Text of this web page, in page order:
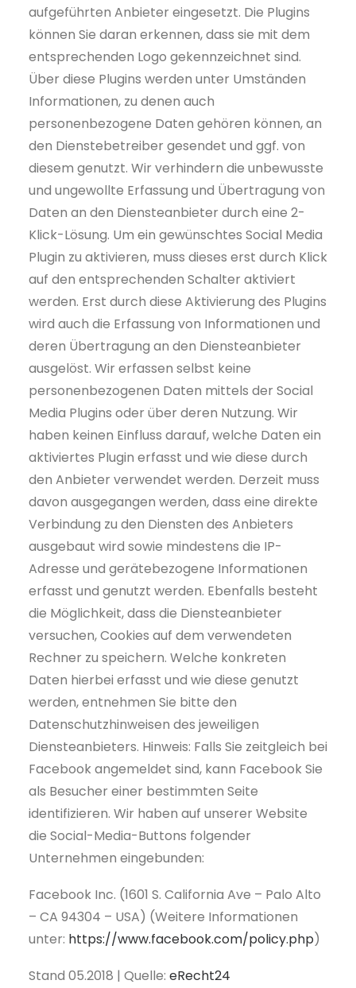
aufgeführten Anbieter eingesetzt. Die Plugins
können Sie daran erkennen, dass sie mit dem
entsprechenden Logo gekennzeichnet sind.
Über diese Plugins werden unter Umständen
Informationen, zu denen auch
personenbezogene Daten gehören können, an
den Dienstebetreiber gesendet und ggf. von
diesem genutzt. Wir verhindern die unbewusste
und ungewollte Erfassung und Übertragung von
Daten an den Diensteanbieter durch eine 2-
Klick-Lösung. Um ein gewünschtes Social Media
Plugin zu aktivieren, muss dieses erst durch Klick
auf den entsprechenden Schalter aktiviert
werden. Erst durch diese Aktivierung des Plugins
wird auch die Erfassung von Informationen und
deren Übertragung an den Diensteanbieter
ausgelöst. Wir erfassen selbst keine
personenbezogenen Daten mittels der Social
Media Plugins oder über deren Nutzung. Wir
haben keinen Einfluss darauf, welche Daten ein
aktiviertes Plugin erfasst und wie diese durch
den Anbieter verwendet werden. Derzeit muss
davon ausgegangen werden, dass eine direkte
Verbindung zu den Diensten des Anbieters
ausgebaut wird sowie mindestens die IP-
Adresse und gerätebezogene Informationen
erfasst und genutzt werden. Ebenfalls besteht
die Möglichkeit, dass die Diensteanbieter
versuchen, Cookies auf dem verwendeten
Rechner zu speichern. Welche konkreten
Daten hierbei erfasst und wie diese genutzt
werden, entnehmen Sie bitte den
Datenschutzhinweisen des jeweiligen
Diensteanbieters. Hinweis: Falls Sie zeitgleich bei
Facebook angemeldet sind, kann Facebook Sie
als Besucher einer bestimmten Seite
identifizieren. Wir haben auf unserer Website
die Social-Media-Buttons folgender
Unternehmen eingebunden:
Facebook Inc. (1601 S. California Ave – Palo Alto
– CA 94304 – USA) (Weitere Informationen
unter: https://www.facebook.com/policy.php)
Stand 05.2018 | Quelle: eRecht24